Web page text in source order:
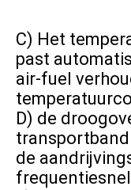
C) Het
past
air-fuel
D) de
de